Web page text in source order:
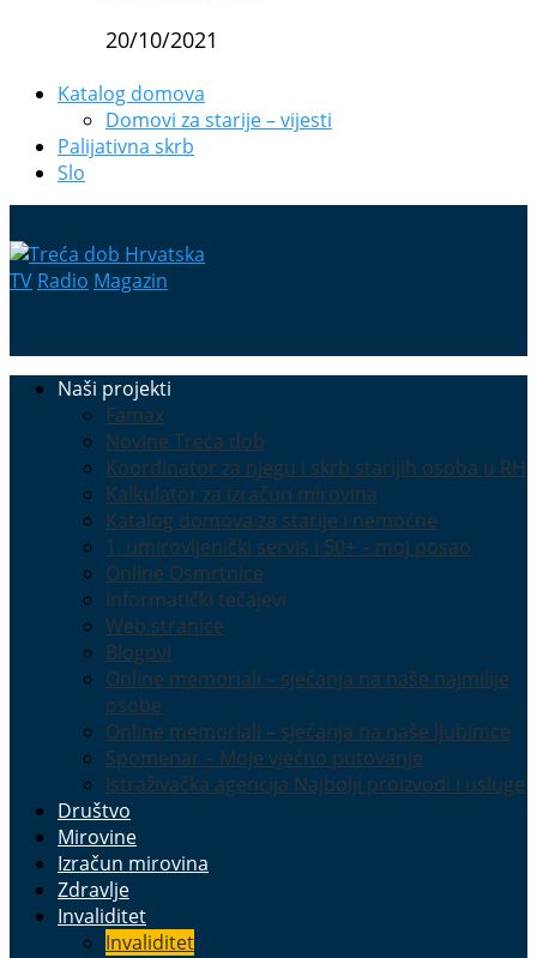
20/10/2021
Katalog domova
Domovi za starije – vijesti
Palijativna skrb
Slo
TV Radio Magazin
Naši projekti
Famax
Novine Treća dob
Koordinator za njegu i skrb starijih osoba u RH
Kalkulator za izračun mirovina
Katalog domova za starije i nemoćne
1. umirovljenički servis i 50+ – moj posao
Online Osmrtnice
Informatički tečajevi
Web stranice
Blogovi
Online memoriali – sjećanja na naše najmilije
osobe
Online memoriali – sjećanja na naše ljubimce
Spomenar – Moje vječno putovanje
Istraživačka agencija Najbolji proizvodi i usluge
Društvo
Mirovine
Izračun mirovina
Zdravlje
Invaliditet
Invaliditet